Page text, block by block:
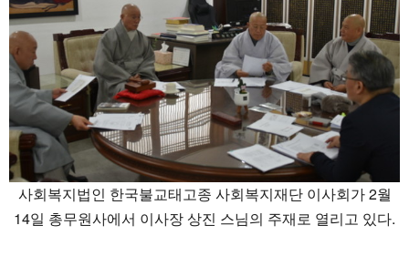
사회복지법인 한국불교태고종 사회복지재단 이사회가 2월
14일 총무원사에서 이사장 상진 스님의 주재로 열리고 있다.